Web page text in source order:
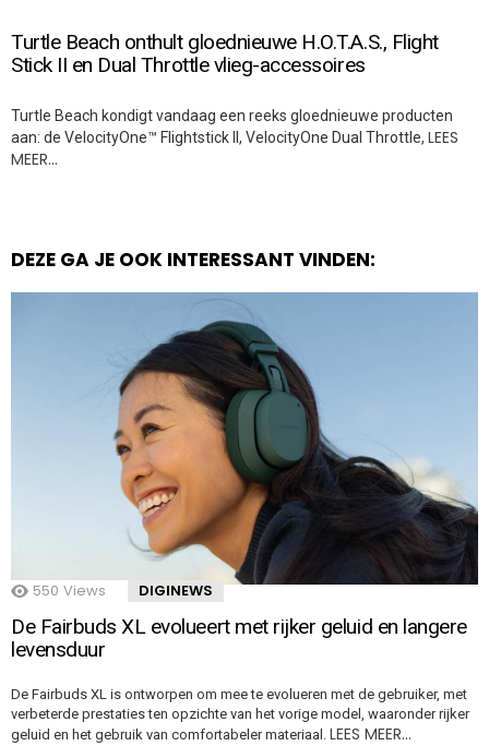
Turtle Beach onthult gloednieuwe H.O.T.A.S., Flight
Stick II en Dual Throttle vlieg-accessoires
Turtle Beach kondigt vandaag een reeks gloednieuwe producten
aan: de VelocityOne™ Flightstick II, VelocityOne Dual Throttle, LEES
MEER…
DEZE GA JE OOK INTERESSANT VINDEN:
550 Views DIGINEWS
De Fairbuds XL evolueert met rijker geluid en langere
levensduur
De Fairbuds XL is ontworpen om mee te evolueren met de gebruiker, met
verbeterde prestaties ten opzichte van het vorige model, waaronder rijker
geluid en het gebruik van comfortabeler materiaal. LEES MEER…